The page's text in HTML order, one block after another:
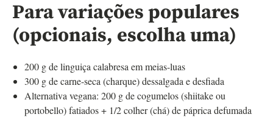
Para variações populares
(opcionais, escolha uma)
200 g de linguiça calabresa em meias-luas
300 g de carne-seca (charque) dessalgada e desfiada
Alternativa vegana: 200 g de cogumelos (shiitake ou
portobello) fatiados + 1/2 colher (chá) de páprica defumada